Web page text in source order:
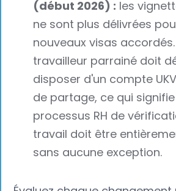
(début 2026) : les
ne sont plus délivrées
nouveaux visas
travailleur parrainé doit
disposer d'un compte
de partage, ce qui
processus RH de
travail doit être
sans aucune exception.